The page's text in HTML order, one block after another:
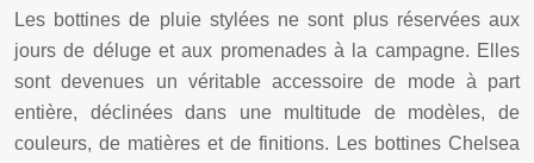
Les bottines de pluie stylées ne sont plus réservées aux
jours de déluge et aux promenades à la campagne. Elles
sont devenues un véritable accessoire de mode à part
entière, déclinées dans une multitude de modèles, de
couleurs, de matières et de finitions. Les bottines Chelsea